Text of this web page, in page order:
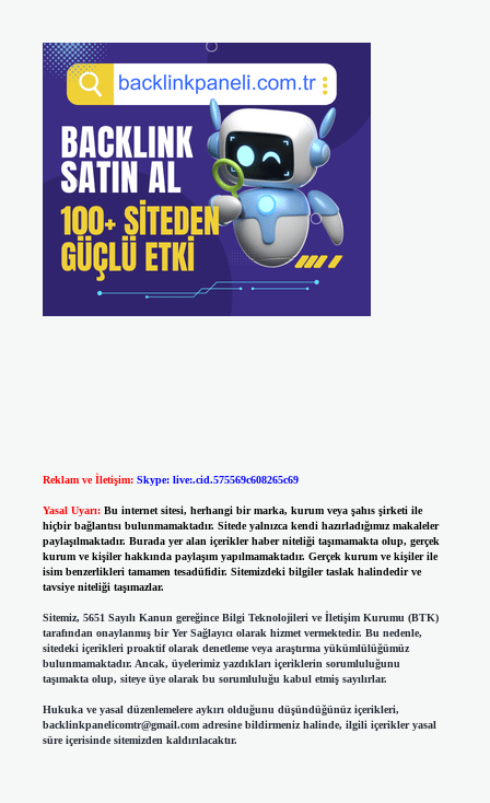
Reklam ve İletişim: Skype: live:.cid.575569c608265c69
Yasal Uyarı: Bu internet sitesi, herhangi bir marka, kurum veya şahıs şirketi ile
hiçbir bağlantısı bulunmamaktadır. Sitede yalnızca kendi hazırladığımız makaleler
paylaşılmaktadır. Burada yer alan içerikler haber niteliği taşımamakta olup, gerçek
kurum ve kişiler hakkında paylaşım yapılmamaktadır. Gerçek kurum ve kişiler ile
isim benzerlikleri tamamen tesadüfidir. Sitemizdeki bilgiler taslak halindedir ve
tavsiye niteliği taşımazlar.
Sitemiz, 5651 Sayılı Kanun gereğince Bilgi Teknolojileri ve İletişim Kurumu (BTK)
tarafından onaylanmış bir Yer Sağlayıcı olarak hizmet vermektedir. Bu nedenle,
sitedeki içerikleri proaktif olarak denetleme veya araştırma yükümlülüğümüz
bulunmamaktadır. Ancak, üyelerimiz yazdıkları içeriklerin sorumluluğunu
taşımakta olup, siteye üye olarak bu sorumluluğu kabul etmiş sayılırlar.
Hukuka ve yasal düzenlemelere aykırı olduğunu düşündüğünüz içerikleri,
backlinkpanelicomtr@gmail.comadresine bildirmeniz halinde, ilgili içerikler yasal
süre içerisinde sitemizden kaldırılacaktır.